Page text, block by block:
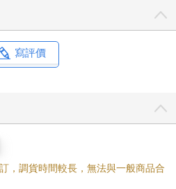
寫評價
，調貨時間較長，無法與一般商品合